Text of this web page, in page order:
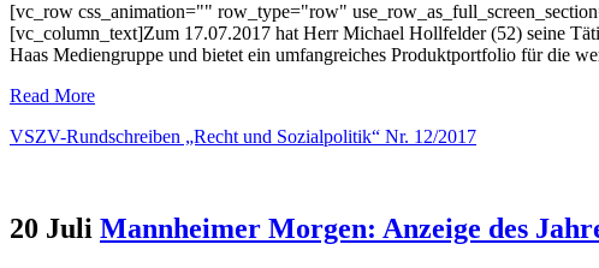
[vc_row css_animation="" row_type="row"
[vc_column_text]Zum 17.07.2017 hat Herr Michael Hollfelder (52) seine
Haas Mediengruppe und bietet ein umfangreiches Produktportfolio für die
Read More
VSZV-Rundschreiben „Recht und Sozialpolitik“ Nr. 12/2017
20 Juli Mannheimer Morgen: Anzeige des